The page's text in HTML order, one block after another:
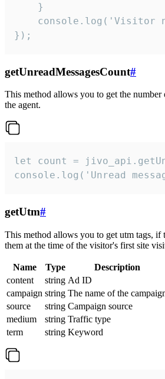
    }
console.log('Visitor
});
getUnreadMessagesCount#
This method allows you to get the number
the agent.
let count =
console.log('Unread
getUtm#
This method allows you to get utm tags, if
them at the time of the visitor's first site
Name Type
Description
content
string Ad ID
campaign string The name of the
source
string Campaign source
medium
string Traffic type
term
string Keyword